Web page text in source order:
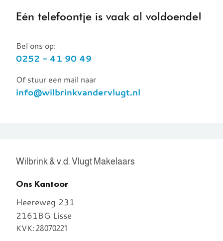
Eén telefoontje is vaak al voldoende!
Bel ons op:
0252 - 41 90 49
Of stuur een mail naar
info@wilbrinkvandervlugt.nl
Wilbrink & v.d. Vlugt Makelaars
Ons Kantoor
Heereweg 231
2161BG Lisse
KVK: 28070221